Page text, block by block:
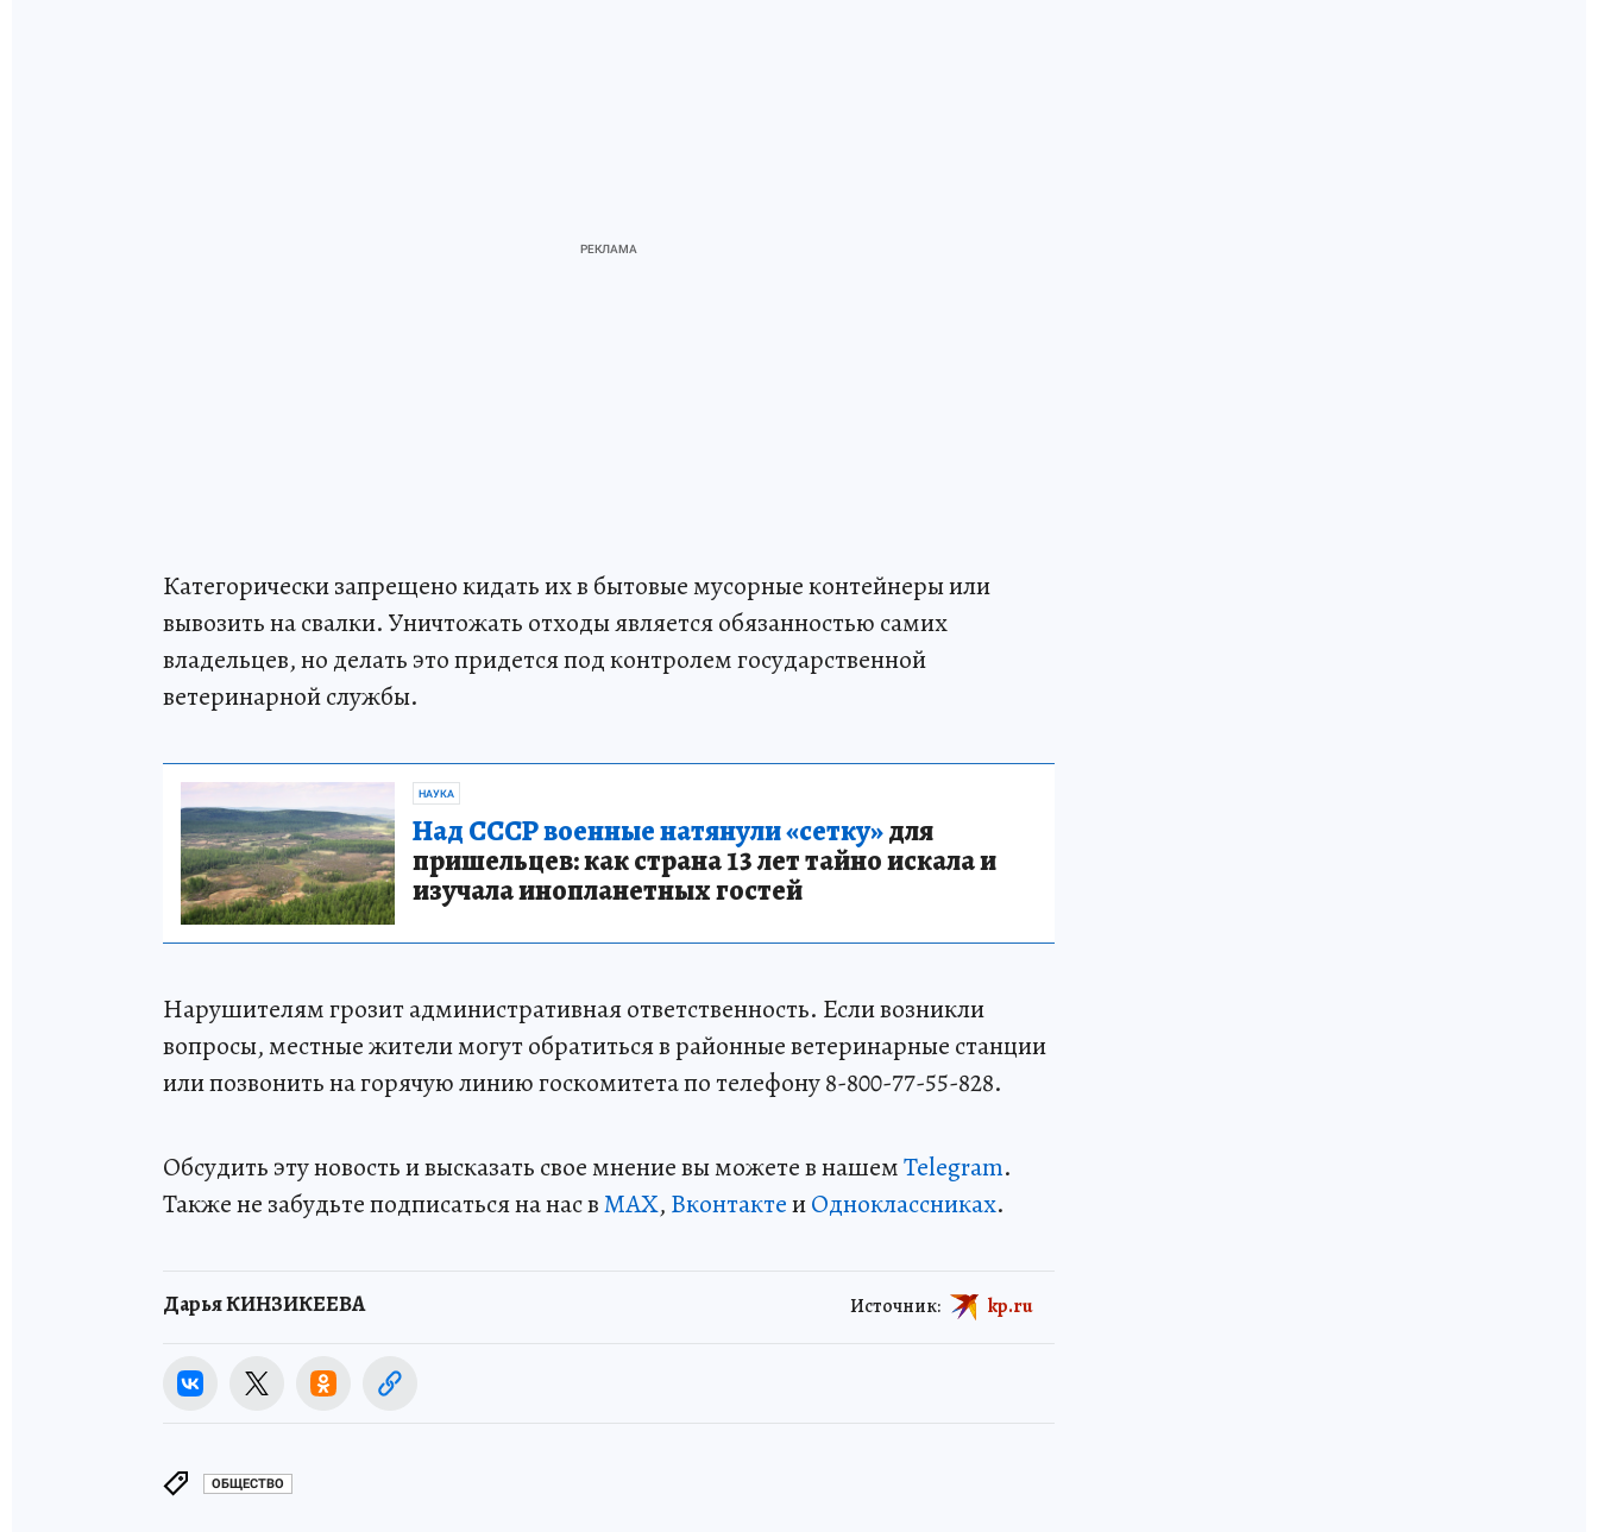
Категорически запрещено кидать их в бытовые мусорные контейнеры или
вывозить на свалки. Уничтожать отходы является обязанностью самих
владельцев, но делать это придется под контролем государственной
ветеринарной службы.
НАУКА
Над СССР военные натянули «сетку»для
пришельцев: как страна 13 лет тайно искала и
изучала инопланетных гостей
Нарушителям грозит административная ответственность. Если возникли
вопросы, местные жители могут обратиться в районные ветеринарные станции
или позвонить на горячую линию госкомитета по телефону 8-800-77-55-828.
Обсудить эту новость и высказать свое мнение вы можете в нашемTelegram.
Также не забудьте подписаться на нас вMAX, ВконтактеиОдноклассниках.
Дарья КИНЗИКЕЕВА Источник: kp.ru
ОБЩЕСТВО